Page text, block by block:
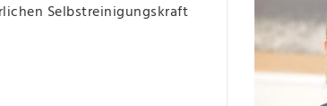
Selbstreinigungskraft